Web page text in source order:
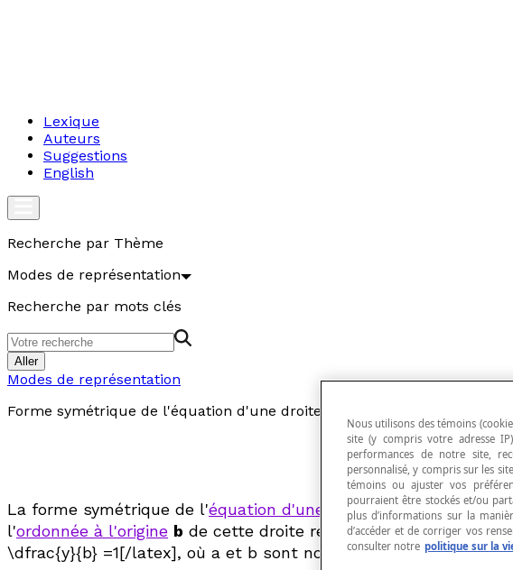
Lexique
Auteurs
Suggestions
English
Recherche par Thème
Modes de représentation
Recherche par mots clés
Aller
Modes de représentation
Forme symétrique de l'équation d'une droite
La forme symétrique de l'équation d'une droiteest une
l'ordonnée à l'origine b de cette droite représentée dans un
\dfrac{y}{b} =1[/latex], où a et b sont non nuls.
Nous utilisons des témoins
site (y compris votre adresse
performances de notre site,
personnalisé, y compris sur les
témoins ou ajuster vos
pourraient être stockés et/ou
plus d’informations sur la
d’accéder et de corriger vos
consulter notre politique sur la